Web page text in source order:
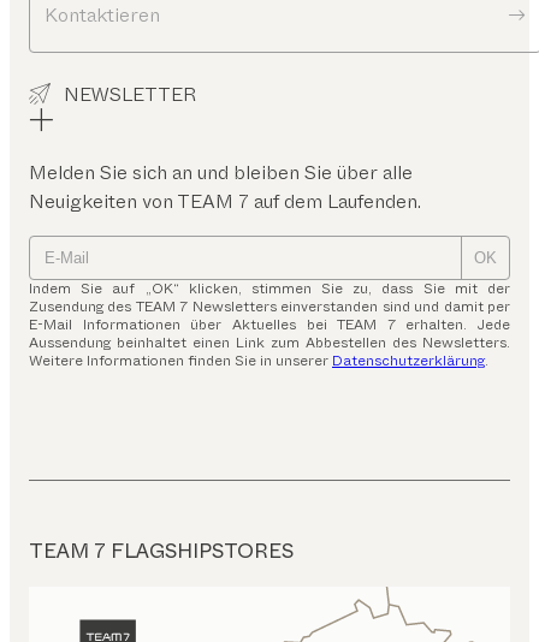
Kontaktieren
NEWSLETTER
Melden Sie sich an und bleiben Sie über alle
Neuigkeiten von TEAM 7 auf dem Laufenden.
OK
Indem Sie auf „OK“ klicken, stimmen Sie zu, dass Sie mit der
Zusendung des TEAM 7 Newsletters einverstanden sind und damit per
E-Mail Informationen über Aktuelles bei TEAM 7 erhalten. Jede
Aussendung beinhaltet einen Link zum Abbestellen des Newsletters.
Weitere Informationen finden Sie in unserer Datenschutzerklärung.
TEAM 7 FLAGSHIPSTORES